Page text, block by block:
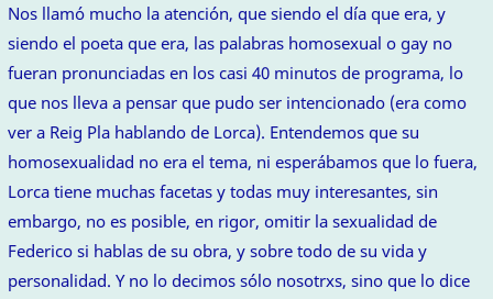
Nos llamó mucho la atención, que siendo el día que era, y
siendo el poeta que era, las palabras homosexual o gay no
fueran pronunciadas en los casi 40 minutos de programa, lo
que nos lleva a pensar que pudo ser intencionado (era como
ver a Reig Pla hablando de Lorca). Entendemos que su
homosexualidad no era el tema, ni esperábamos que lo fuera,
Lorca tiene muchas facetas y todas muy interesantes, sin
embargo, no es posible, en rigor, omitir la sexualidad de
Federico si hablas de su obra, y sobre todo de su vida y
personalidad. Y no lo decimos sólo nosotrxs, sino que lo dice